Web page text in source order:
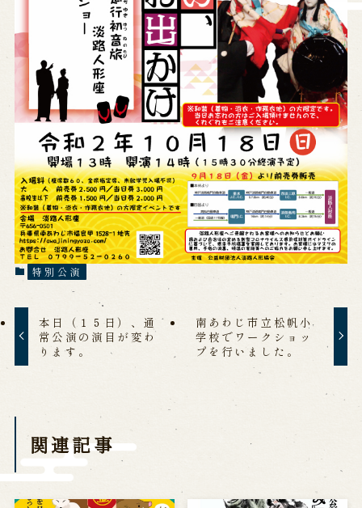
予約
WEB予約
メールフォームから予約
お電話で予約
求人情報
※株式会社うずのくに南あわじの求人情報ページへ移動します
関連施設
通販サイトうずのくに
道の駅うずしお
うずの丘大鳴門橋記念館
特別公演
本日（１５日）、通
常公演の演目が変わ
ります。
南あわじ市立松帆小
学校でワークショッ
プを行いました。
関連記事